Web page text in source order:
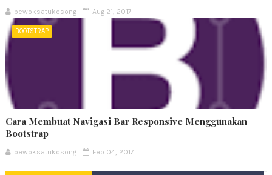
bewoksatukosong Aug 21, 2017
BOOTSTRAP
Cara Membuat Navigasi Bar Responsive Menggunakan
Bootstrap
bewoksatukosong Feb 04, 2017